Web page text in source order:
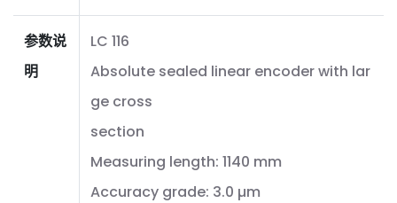
参数说
明
LC 116
Absolute sealed linear encoder with lar
ge cross
section
Measuring length: 1140 mm
Accuracy grade: 3.0 µm